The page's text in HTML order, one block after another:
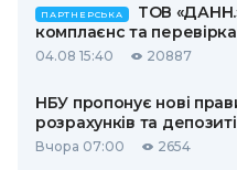
ПАРТНЕРСЬКА
ТОВ
комплаєнс та
04.08 15:40 20887
НБУ пропонує нові
розрахунків та
Вчора 07:00 2654